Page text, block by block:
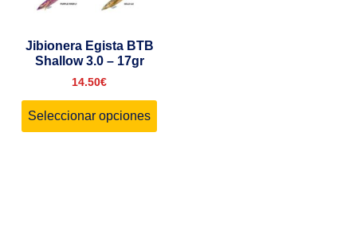
Jibionera Egista BTB
Shallow 3.0 – 17gr
14.50€
Seleccionar opciones